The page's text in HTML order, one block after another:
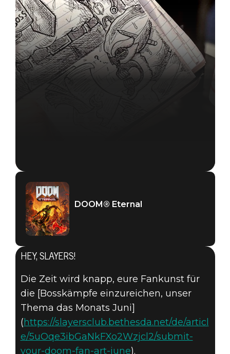
DOOM® Eternal
ALSO LOS,
ZEIGT UNS,
DOOM® Eternal
HEY, SLAYERS!
Die Zeit wird knapp, eure Fankunst für
die [Bosskämpfe einzureichen, unser
Thema das Monats Juni]
(https://slayersclub.bethesda.net/de/articl
e/5uOqe3ibGaNkFXo2Wzjcl2/submit-
your-doom-fan-art-june).